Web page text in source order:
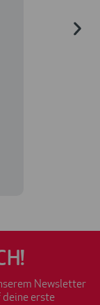
Newsletter
deine erste